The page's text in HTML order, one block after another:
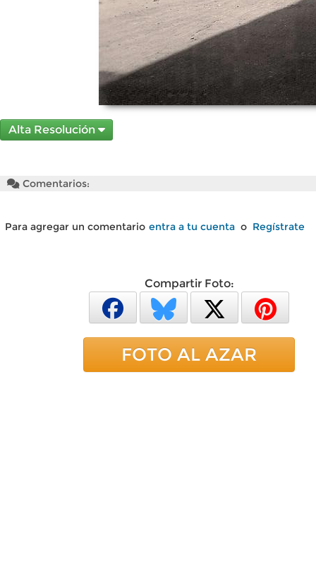
Alta Resolución
Comentarios:
Para agregar un comentario entra a tu cuenta o Regístrate
Compartir Foto:
FOTO AL AZAR